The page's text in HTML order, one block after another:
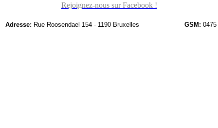
Rejoignez-nous sur Facebook !
Adresse: Rue Roosendael 154 - 1190 Bruxelles GSM: